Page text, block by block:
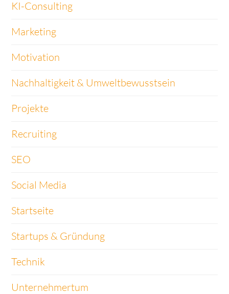
KI-Consulting
Marketing
Motivation
Nachhaltigkeit & Umweltbewusstsein
Projekte
Recruiting
SEO
Social Media
Startseite
Startups & Gründung
Technik
Unternehmertum